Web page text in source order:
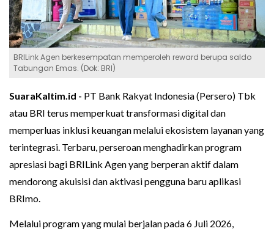
BRILink Agen berkesempatan memperoleh reward berupa saldo
Tabungan Emas. (Dok: BRI)
SuaraKaltim.id - PT Bank Rakyat Indonesia (Persero) Tbk
atau BRI terus memperkuat transformasi digital dan
memperluas inklusi keuangan melalui ekosistem layanan yang
terintegrasi. Terbaru, perseroan menghadirkan program
apresiasi bagi BRILink Agen yang berperan aktif dalam
mendorong akuisisi dan aktivasi pengguna baru aplikasi
BRImo.
Melalui program yang mulai berjalan pada 6 Juli 2026,